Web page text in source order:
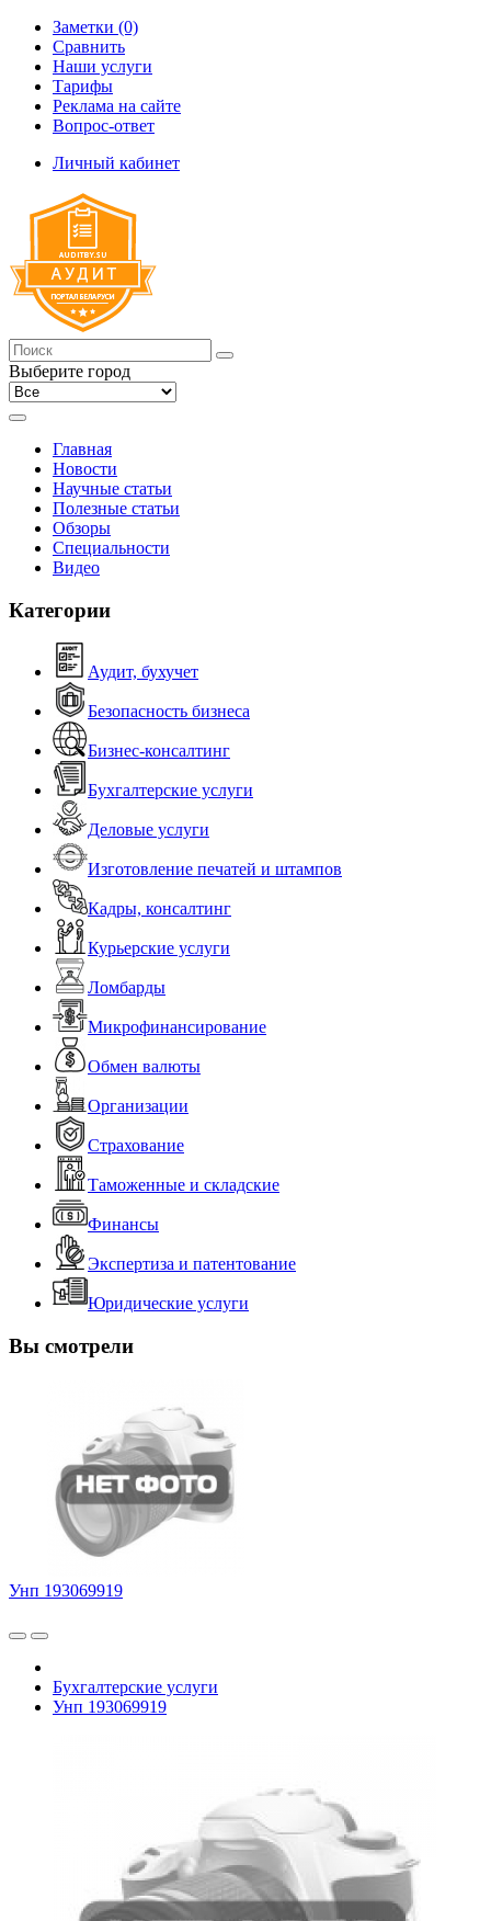
Заметки (0)
Сравнить
Наши услуги
Тарифы
Реклама на сайте
Вопрос-ответ
Личный кабинет
Выберите город
Главная
Новости
Научные статьи
Полезные статьи
Обзоры
Специальности
Видео
Категории
Аудит, бухучет
Безопасность бизнеса
Бизнес-консалтинг
Бухгалтерские услуги
Деловые услуги
Изготовление печатей и штампов
Кадры, консалтинг
Курьерские услуги
Ломбарды
Микрофинансирование
Обмен валюты
Организации
Страхование
Таможенные и складские
Финансы
Экспертиза и патентование
Юридические услуги
Вы смотрели
Унп 193069919
Бухгалтерские услуги
Унп 193069919